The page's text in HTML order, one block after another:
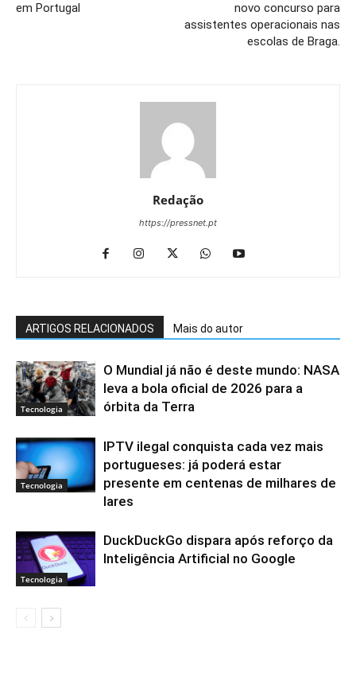
em Portugal
novo concurso para
assistentes operacionais nas
escolas de Braga.
Redação
https://pressnet.pt
ARTIGOS RELACIONADOS Mais do autor
Tecnologia
O Mundial já não é deste mundo: NASA
leva a bola oficial de 2026 para a
órbita da Terra
Tecnologia
IPTV ilegal conquista cada vez mais
portugueses: já poderá estar
presente em centenas de milhares de
lares
Tecnologia
DuckDuckGo dispara após reforço da
Inteligência Artificial no Google